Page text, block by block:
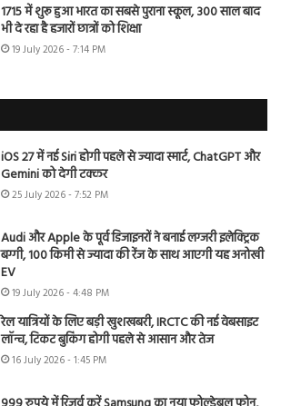
1715 में शुरू हुआ भारत का सबसे पुराना स्कूल, 300 साल बाद
भी दे रहा है हजारों छात्रों को शिक्षा
19 July 2026 - 7:14 PM
iOS 27 में नई Siri होगी पहले से ज्यादा स्मार्ट, ChatGPT और
Gemini को देगी टक्कर
25 July 2026 - 7:52 PM
Audi और Apple के पूर्व डिजाइनरों ने बनाई लग्जरी इलेक्ट्रिक
बग्गी, 100 किमी से ज्यादा की रेंज के साथ आएगी यह अनोखी
EV
19 July 2026 - 4:48 PM
रेल यात्रियों के लिए बड़ी खुशखबरी, IRCTC की नई वेबसाइट
लॉन्च, टिकट बुकिंग होगी पहले से आसान और तेज
16 July 2026 - 1:45 PM